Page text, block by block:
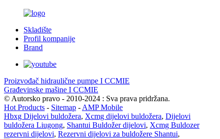
Skladište
Profil kompanije
Brand
Proizvođač hidraulične pumpe I CCMIE
Građevinske mašine I CCMIE
© Autorsko pravo - 2010-2024 : Sva prava pridržana.
Hot Products - Sitemap - AMP Mobile
Hbxg Dijelovi buldožera, Xcmg dijelovi buldožera, Dijelovi
buldožera Liugong, Shantui Buldožer dijelovi, Xcmg Buldozer
rezervni dijelovi, Rezervni dijelovi za buldožere Shantui,